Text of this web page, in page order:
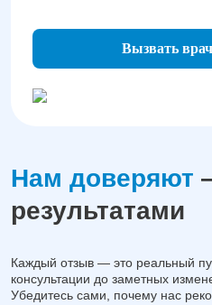
Вызвать
Нам доверяют
результатами
Каждый отзыв — это реальный
консультации до заметных
Убедитесь сами, почему нас